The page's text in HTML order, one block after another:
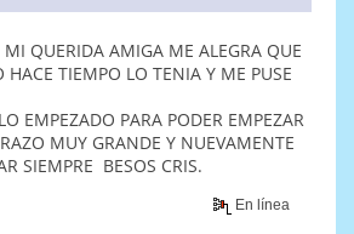
MI QUERIDA AMIGA ME ALEGRA QUE
HACE TIEMPO LO TENIA Y ME PUSE
EMPEZADO PARA PODER EMPEZAR
MUY GRANDE Y NUEVAMENTE
SIEMPRE BESOS CRIS.
En línea